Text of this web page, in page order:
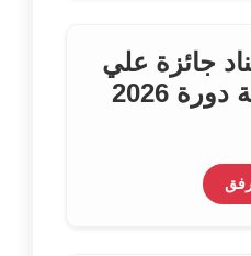
جائزة علي
2026